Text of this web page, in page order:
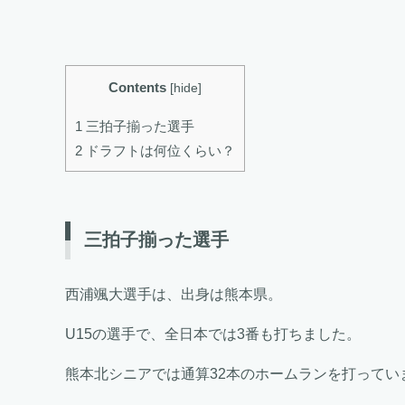
Contents [hide]
1 三拍子揃った選手
2 ドラフトは何位くらい？
三拍子揃った選手
西浦颯大選手は、出身は熊本県。
U15の選手で、全日本では3番も打ちました。
熊本北シニアでは通算32本のホームランを打ってい